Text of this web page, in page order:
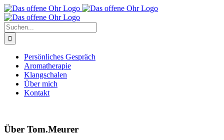
Zum
Inhalt
springen
Suche
nach:
Persönliches Gespräch
Aromatherapie
Klangschalen
Über mich
Kontakt
Über Tom.Meurer